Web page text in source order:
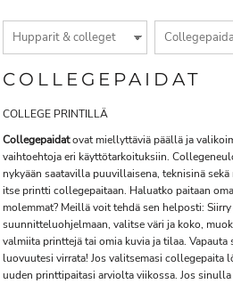
COLLEGEPAIDAT
COLLEGE PRINTILLÄ
Collegepaidatovat miellyttäviä päällä ja
vaihtoehtoja eri käyttötarkoituksiin.
nykyään saatavilla puuvillaisena, teknisinä
itse printti collegepaitaan. Haluatko paitaan
molemmat? Meillä voit tehdä sen helposti:
suunnitteluohjelmaan, valitse väri ja koko,
valmiita printtejä tai omia kuvia ja tilaa. Vapauta
luovuutesi virrata! Jos valitsemasi collegepaita
uuden printtipaitasi arviolta viikossa. Jos